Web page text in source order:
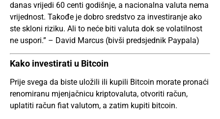
danas vrijedi 60 centi godišnje, a nacionalna valuta nema
vrijednost. Takođe je dobro sredstvo za investiranje ako
ste skloni riziku. Ali to neće biti valuta dok se volatilnost
ne uspori.” – David Marcus (bivši predsjednik Paypala)
Kako investirati u Bitcoin
Prije svega da biste uložili ili kupili Bitcoin morate pronaći
renomiranu mjenjačnicu kriptovaluta, otvoriti račun,
uplatiti račun fiat valutom, a zatim kupiti bitcoin.